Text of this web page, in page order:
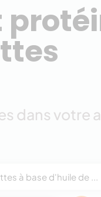
dans votre
à base d'huile de ...